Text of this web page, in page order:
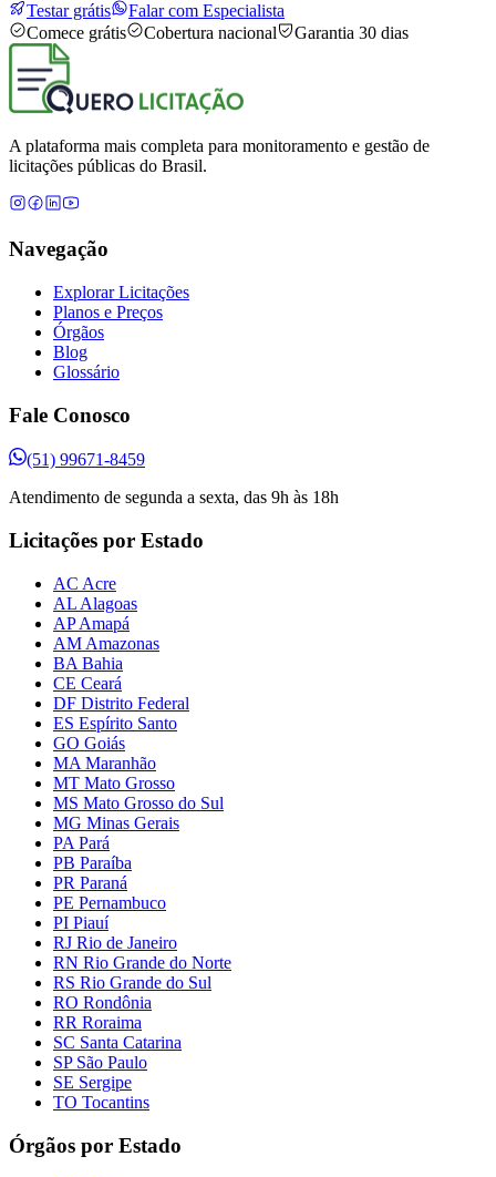
Testar grátis
Falar com Especialista
Comece grátis
Cobertura nacional Garantia 30 dias
A plataforma mais completa para monitoramento e gestão de
licitações públicas do Brasil.
Navegação
Explorar Licitações
Planos e Preços
Órgãos
Blog
Glossário
Fale Conosco
(51) 99671-8459
Atendimento de segunda a sexta, das 9h às 18h
Licitações por Estado
AC Acre
AL Alagoas
AP Amapá
AM Amazonas
BA Bahia
CE Ceará
DF Distrito Federal
ES Espírito Santo
GO Goiás
MA Maranhão
MT Mato Grosso
MS Mato Grosso do Sul
MG Minas Gerais
PA Pará
PB Paraíba
PR Paraná
PE Pernambuco
PI Piauí
RJ Rio de Janeiro
RN Rio Grande do Norte
RS Rio Grande do Sul
RO Rondônia
RR Roraima
SC Santa Catarina
SP São Paulo
SE Sergipe
TO Tocantins
Órgãos por Estado